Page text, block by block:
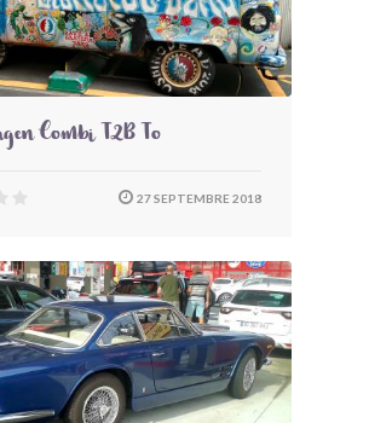
Combi T2B To
27 SEPTEMBRE 2018